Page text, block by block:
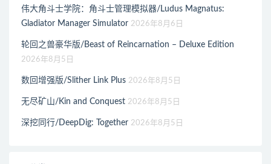
伟大角斗士学院：角斗士管理模拟器/Ludus Magnatus:
Gladiator Manager Simulator 2026年8月6日
轮回之兽豪华版/Beast of Reincarnation – Deluxe Edition
2026年8月5日
数回增强版/Slither Link Plus 2026年8月5日
无尽矿山/Kin and Conquest 2026年8月5日
深挖同行/DeepDig: Together 2026年8月5日